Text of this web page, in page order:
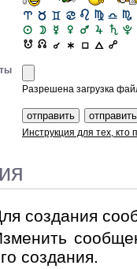
Разрешена загрузка
Инструкция для тех, кто
создания
создания.